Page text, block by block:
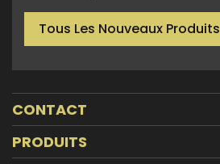
Tous Les Nouveaux Produits
CONTACT
PRODUITS